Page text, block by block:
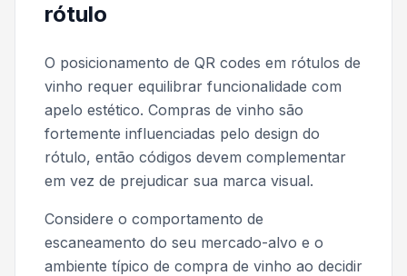
rótulo
O posicionamento de QR codes em rótulos de
vinho requer equilibrar funcionalidade com
apelo estético. Compras de vinho são
fortemente influenciadas pelo design do
rótulo, então códigos devem complementar
em vez de prejudicar sua marca visual.
Considere o comportamento de
escaneamento do seu mercado-alvo e o
ambiente típico de compra de vinho ao decidir